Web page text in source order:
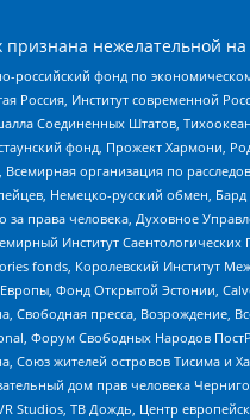
нежелательной
фонд по
Россия, Институт современной
Соединенных Штатов,
фонд, Прожект Хармони,
организация по
Немецко-русский обмен,
человека, Духовное
Институт
fonds, Королевский
Фонд Открытой Эстонии,
пресса, Возрождение,
Форум Свободных Народов
Союз жителей островов Тисима
дом прав человека
Studios, ТВ Дождь, Центр